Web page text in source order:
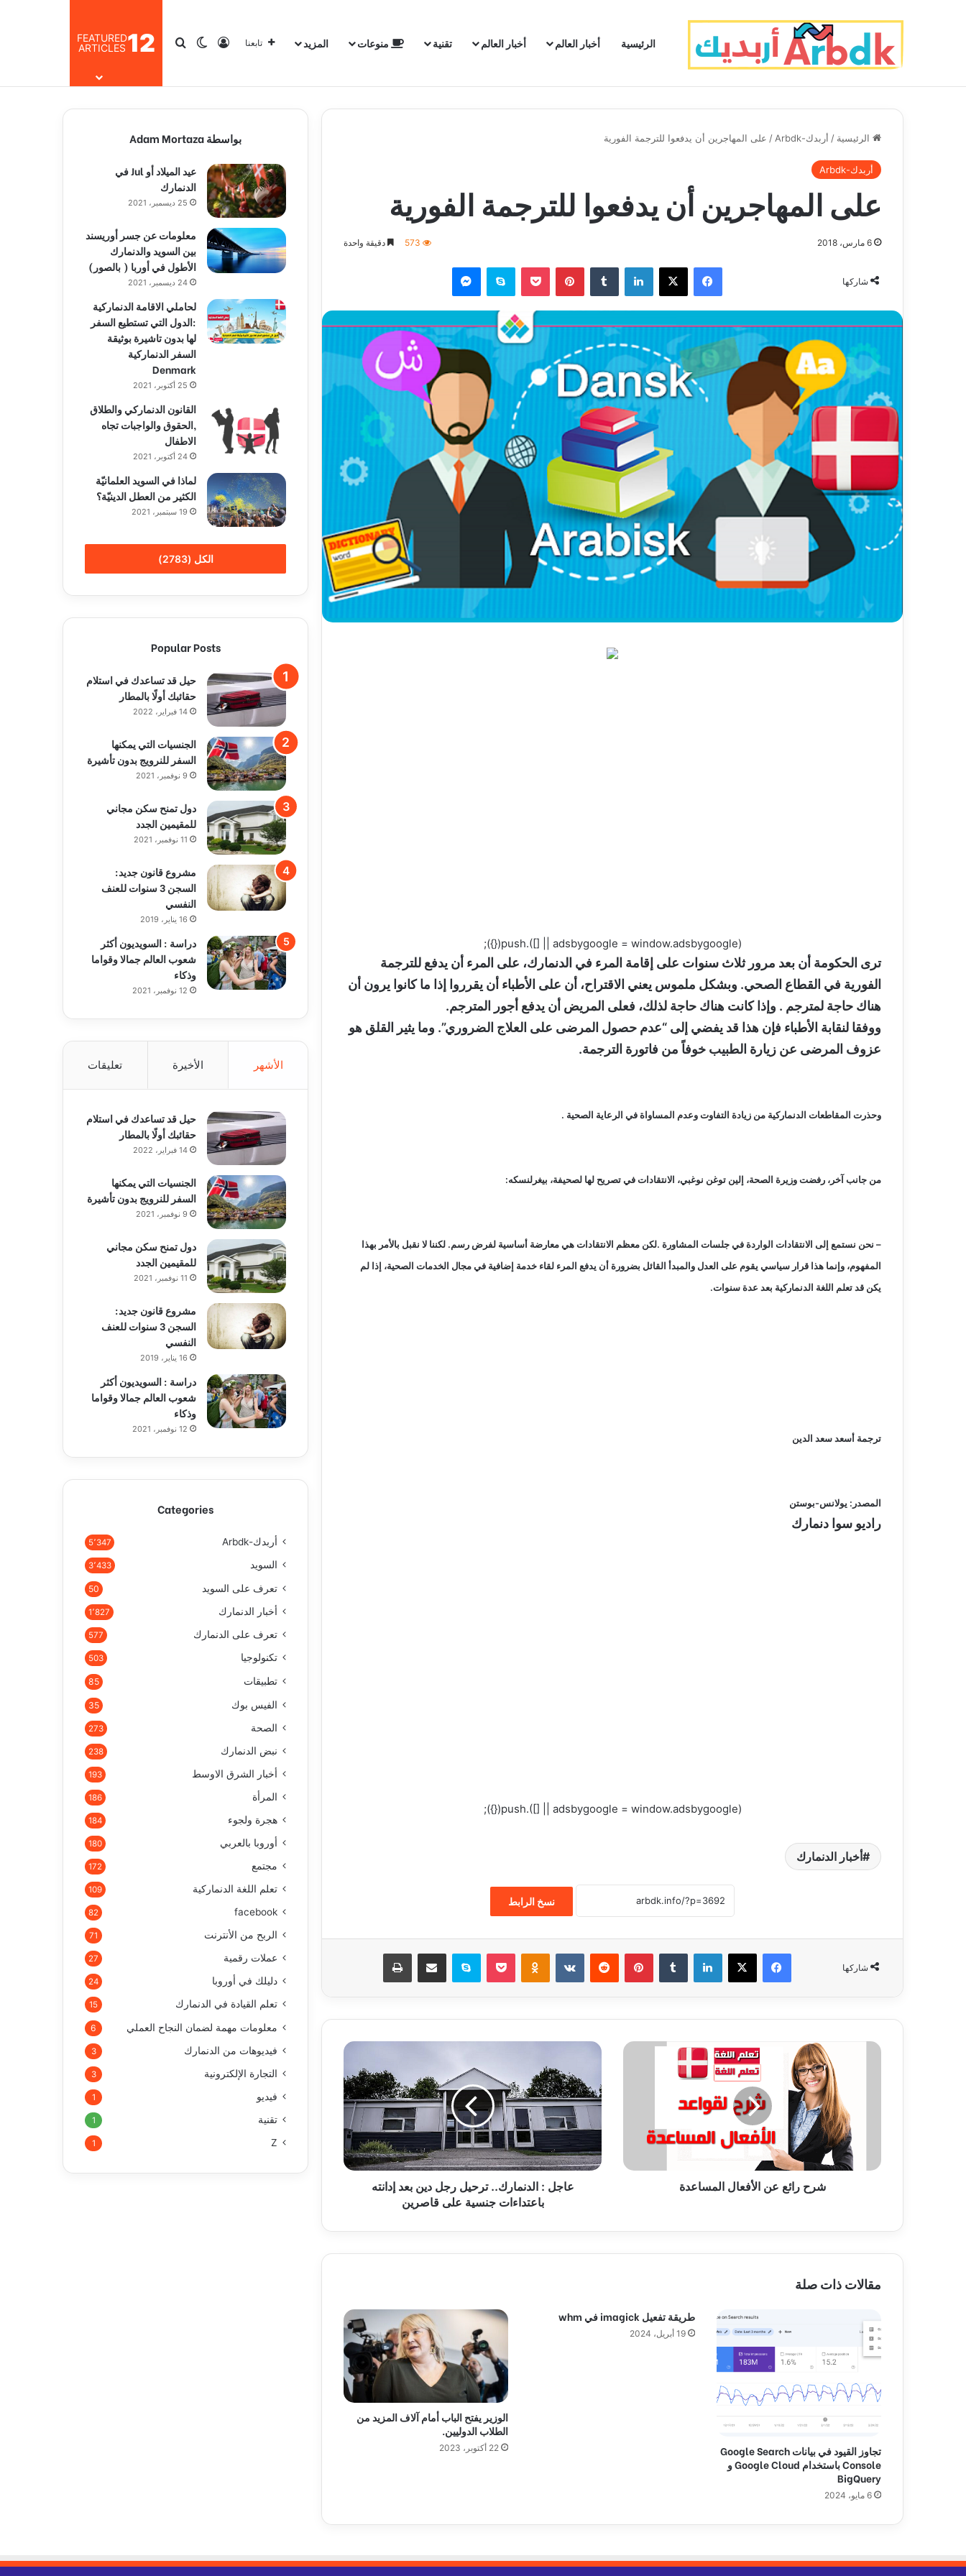
الرئيسية أخبار العالم أخبار العالم تقنية منوعات المزيد تابعنا تسجيل الدخول
الوضع المظلم
بحث عن12
FEATURED
ARTICLES
الرئيسية / أربدك-Arbdk / على المهاجرين أن يدفعوا للترجمة الفورية
أربدك-Arbdk
على المهاجرين أن يدفعوا للترجمة الفورية
6 مارس، 2018 573 دقيقة واحدة
شاركها
فيسبوك ‫X لينكدإن بينتيريست سكايب
(adsbygoogle = window.adsbygoogle || []).push({});
ترى الحكومة أن بعد مرور ثلاث سنوات على إقامة المرء في الدنمارك، على المرء أن يدفع للترجمة
الفورية في القطاع الصحي. وبشكل ملموس يعني الاقتراح، أن على الأطباء أن يقرروا إذا ما كانوا يرون أن
هناك حاجة لمترجم . وإذا كانت هناك حاجة لذلك، فعلى المريض أن يدفع أجور المترجم.
ووفقا لنقابة الأطباء فإن هذا قد يفضي إلى “عدم حصول المرضى على العلاج الضروري”. وما يثير القلق هو
عزوف المرضى عن زيارة الطبيب خوفاً من فاتورة الترجمة.
وحذرت المقاطعات الدنماركية من زيادة التفاوت وعدم المساواة في الرعاية الصحية .
من جانب آخر، رفضت وزيرة الصحة، إلين توغن نوغبي، الانتقادات في تصريح لها لصحيفة، بيغرلنسكه:
– نحن نستمع إلى الانتقادات الواردة في جلسات المشاورة .لكن معظم الانتقادات هي معارضة أساسية لفرض رسم. لكننا لا نقبل بالأمر بهذا
المفهوم، وإنما هذا قرار سياسي يقوم على العدل والمبدأ القائل بضرورة أن يدفع المرء لقاء خدمة إضافية في مجال الخدمات الصحية، إذا لم
يكن قد تعلم اللغة الدنماركية بعد عدة سنوات.
ترجمة أسعد سعد الدين
المصدر: يولانس-بوستن
راديو سوا دنمارك
(adsbygoogle = window.adsbygoogle || []).push({});
أخبار الدنمارك
نسخ الرابط
شاركها
فيسبوك ‫X لينكدإن بينتيريست ‏VKontakte سكايب
ش
ن
ف
ا
م
س
ا
ة
شرح رائع عن الأفعال المساعدة
ع
ل
:
د
ن
ك
ي
ه
عاجل : الدنمارك.. ترحيل رجل دين بعد إدانته
باعتداءات جنسية على قاصرين
مقالات ذات صلة
تجاوز القيود في بيانات Google Search
Console باستخدام Google Cloud و
BigQuery
6 مايو، 2024
طريقة تفعيل imagick في whm
19 أبريل، 2024
الوزير يفتح الباب أمام آلاف المزيد من
الطلاب الدوليين.
22 أكتوبر، 2023
بواسطة Adam Mortaza
عيد الميلاد أو Jul في
الدنمارك
25 ديسمبر، 2021
معلومات عن جسر أوريسند
بين السويد والدنمارك
الأطول في أوربا ( بالصور)
24 ديسمبر، 2021
لحاملي الاقامة الدنماركية
:الدول التي تستطيع السفر
لها بدون تاشيرة بوثيقة
السفر الدنماركية
Denmark
25 أكتوبر، 2021
القانون الدنماركي والطلاق
,الحقوق والواجبات تجاه
الاطفال
24 أكتوبر، 2021
لماذا في السويد العلمانيّة
الكثير من العطل الدينيّة؟
19 سبتمبر، 2021
الكل (2783)
Popular Posts
حيل قد تساعدك في استلام
حقائبك أولًا بالمطار
14 فبراير، 2022
الجنسيات التي يمكنها
السفر للنرويج بدون تأشيرة
9 نوفمبر، 2021
دول تمنح سكن مجاني
للمقيمين الجدد
11 نوفمبر، 2021
مشروع قانون جديد:
السجن 3 سنوات للعنف
النفسي
16 يناير، 2019
دراسة : السويديون أكثر
شعوب العالم جمالا وقواما
وذكاء
12 نوفمبر، 2021
الأشهر الأخيرة تعليقات
حيل قد تساعدك في استلام
حقائبك أولًا بالمطار
14 فبراير، 2022
الجنسيات التي يمكنها
السفر للنرويج بدون تأشيرة
9 نوفمبر، 2021
دول تمنح سكن مجاني
للمقيمين الجدد
11 نوفمبر، 2021
مشروع قانون جديد:
السجن 3 سنوات للعنف
النفسي
16 يناير، 2019
دراسة : السويديون أكثر
شعوب العالم جمالا وقواما
وذكاء
12 نوفمبر، 2021
Categories
أربدك-Arbdk 5٬347
السويد 3٬433
تعرف على السويد 50
أخبار الدنمارك 1٬827
تعرف على الدنمارك 577
تكنولوجيا 503
تطبيقات 85
الفيس بوك 35
الصحة 273
نبض الدنمارك 238
أخبار الشرق الاوسط 193
المرأة 186
هجرة ولجوء 184
أوروبا بالعربي 180
مجتمع 172
تعلم اللغة الدنماركية 109
facebook
82
الربح من الأنترنت 71
عملات رقمية 27
دليلك في أوروبا 24
تعلم القيادة في الدنمارك 15
معلومات مهمة لضمان النجاح العملي 6
فيديوهات من الدنمارك 3
التجارة الإلكترونية 3
فيديو 1
تقنية 1
Z
1